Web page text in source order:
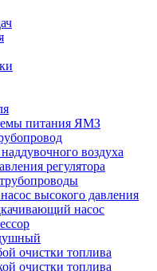
питания ЯМЗ
воздуха
регулятора
высокого давления
насос
очистки топлива
очистки топлива